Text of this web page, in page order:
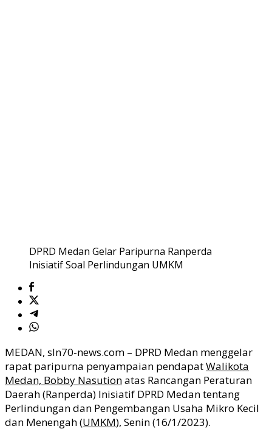
DPRD Medan Gelar Paripurna Ranperda
Inisiatif Soal Perlindungan UMKM
MEDAN, sln70-news.com – DPRD Medan menggelar
rapat paripurna penyampaian pendapatWalikota
Medan, Bobby Nasutionatas Rancangan Peraturan
Daerah (Ranperda) Inisiatif DPRD Medan tentang
Perlindungan dan Pengembangan Usaha Mikro Kecil
dan Menengah (UMKM), Senin (16/1/2023).